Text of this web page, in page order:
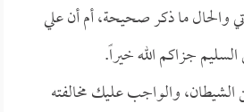
والحال ما ذكر صحيحة، أم أن علي
جزاكم الله خيراً.
والواجب عليك مخالفته